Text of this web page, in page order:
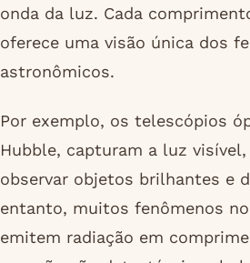
onda da luz. Cada
oferece uma visão única dos
astronômicos.
Por exemplo, os telescópios
Hubble, capturam a luz
observar objetos brilhantes e
entanto, muitos fenômenos
emitem radiação em